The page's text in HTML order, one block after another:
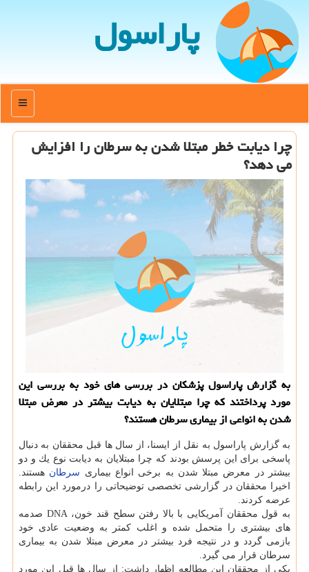
پاراسول
منو
چرا دیابت خطر مبتلا شدن به سرطان را افزایش
می دهد؟
به گزارش پاراسول پزشكان در بررسی های خود به بررسی این
مورد پرداختند كه چرا مبتلایان به دیابت بیشتر در معرض مبتلا
شدن به انواعی از بیماری سرطان هستند؟
به گزارش پاراسول به نقل از ایسنا، از سال ها قبل محققان به دنبال
پاسخی برای این پرسش بودند كه چرا مبتلایان به دیابت نوع یك و دو
بیشتر در معرض مبتلا شدن به برخی انواع بیماری سرطان هستند.
اخیرا محققان در گزارشی تخصصی توضیحاتی را درمورد این رابطه
عرضه كردند.
به قول محققان آمریكایی با بالا رفتن سطح قند خون، DNA صدمه
های بیشتری را متحمل شده و اغلب كمتر به وضعیت عادی خود
بازمی گردد و در نتیجه فرد بیشتر در معرض مبتلا شدن به بیماری
سرطان قرار می گیرد.
یكی از محققان این مطالعه اظهار داشت: از سال ها قبل این مورد